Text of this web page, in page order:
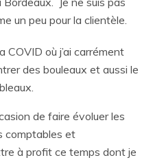
un peu pour la clientèle.
COVID où j’ai carrément
des bouleaux et aussi le
de faire évoluer les
comptables et
à profit ce temps dont je